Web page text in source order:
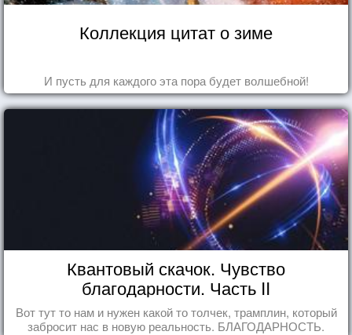
Коллекция цитат о зиме
И пусть для каждого эта пора будет волшебной!
Квантовый скачок. Чувство
благодарности. Часть II
Вот тут то нам и нужен какой то толчек, трамплин, который
забросит нас в новую реальность. БЛАГОДАРНОСТЬ.